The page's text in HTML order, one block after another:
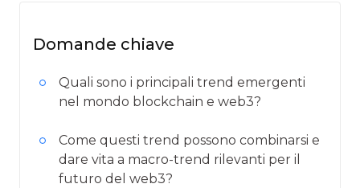
Domande chiave
Quali sono i principali trend emergenti
nel mondo blockchain e web3?
Come questi trend possono combinarsi e
dare vita a macro-trend rilevanti per il
futuro del web3?